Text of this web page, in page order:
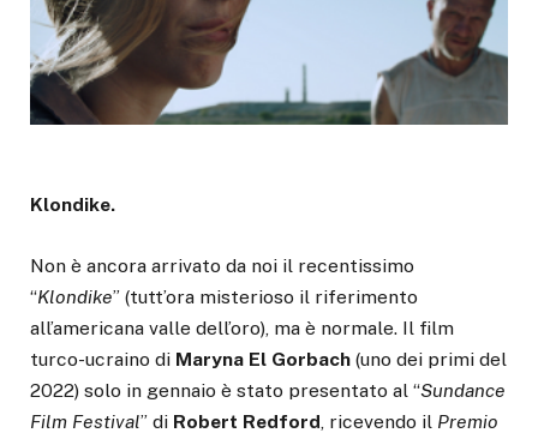
Klondike.
Non è ancora arrivato da noi il recentissimo
“Klondike” (tutt’ora misterioso il riferimento
all’americana valle dell’oro), ma è normale. Il film
turco-ucraino di Maryna El Gorbach (uno dei primi del
2022) solo in gennaio è stato presentato al “Sundance
Film Festival” di Robert Redford , ricevendo il Premio